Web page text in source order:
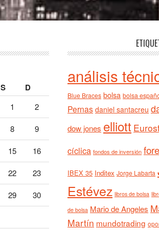
S D
1 2
8 9
15 16
22 23
29 30
análisis
Blue Braces bolsa bolsa
Pernas daniel santacreu
dow jones elliott
cíclica fondos de inversión
IBEX 35 Inditex Jorge Labarta
Estévez libros de bolsa
de bolsa Mario de Angeles
Martín mundotrading